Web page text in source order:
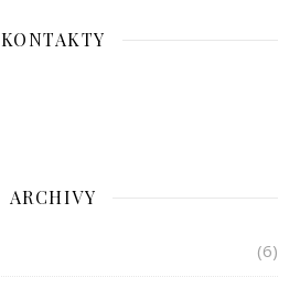
KONTAKTY
ARCHIVY
(6)